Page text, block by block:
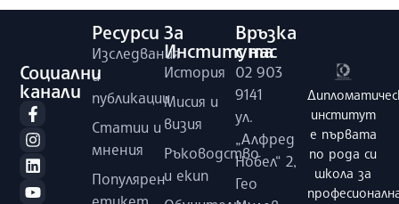
институт
е първата
по рода си
школа за
За
Института
История
Мисия и
визия
Ръководство
и екип
Ресурси
Изследвания
и
публикации
Статии и
мнения
Популярен
Връзка
с нас
02 903
9141
ул.
„Алфред
Нобел“ 2,
Гео
Социални
канали